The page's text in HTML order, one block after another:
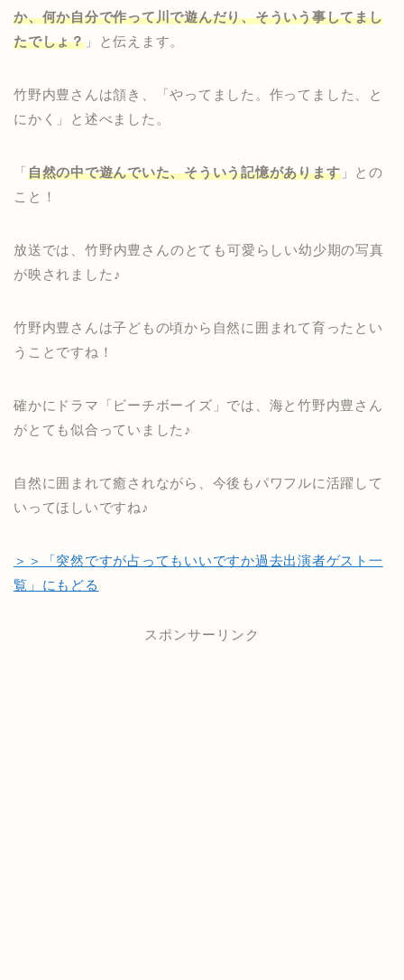
か、何か自分で作って川で遊んだり、そういう事してまし
たでしょ？」と伝えます。
竹野内豊さんは頷き、「やってました。 作ってました、と
にかく 」と述べました。
「自然の中で遊んでいた、そういう記憶があります」との
こと！
放送では、竹野内豊さんのとても可愛らしい幼少期の写真
が映されました♪
竹野内豊さんは子どもの頃から自然に囲まれて育ったとい
うことですね！
確かにドラマ「ビーチボーイズ」では、海と竹野内豊さん
がとても似合っていました♪
自然に囲まれて癒されながら、今後もパワフルに活躍して
いってほしいですね♪
＞＞「突然ですが占ってもいいですか過去出演者ゲスト一
覧」にもどる
スポンサーリンク